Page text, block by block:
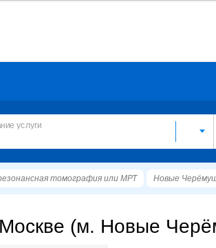
услуги
томография или МРТ Новые
(м. Новые